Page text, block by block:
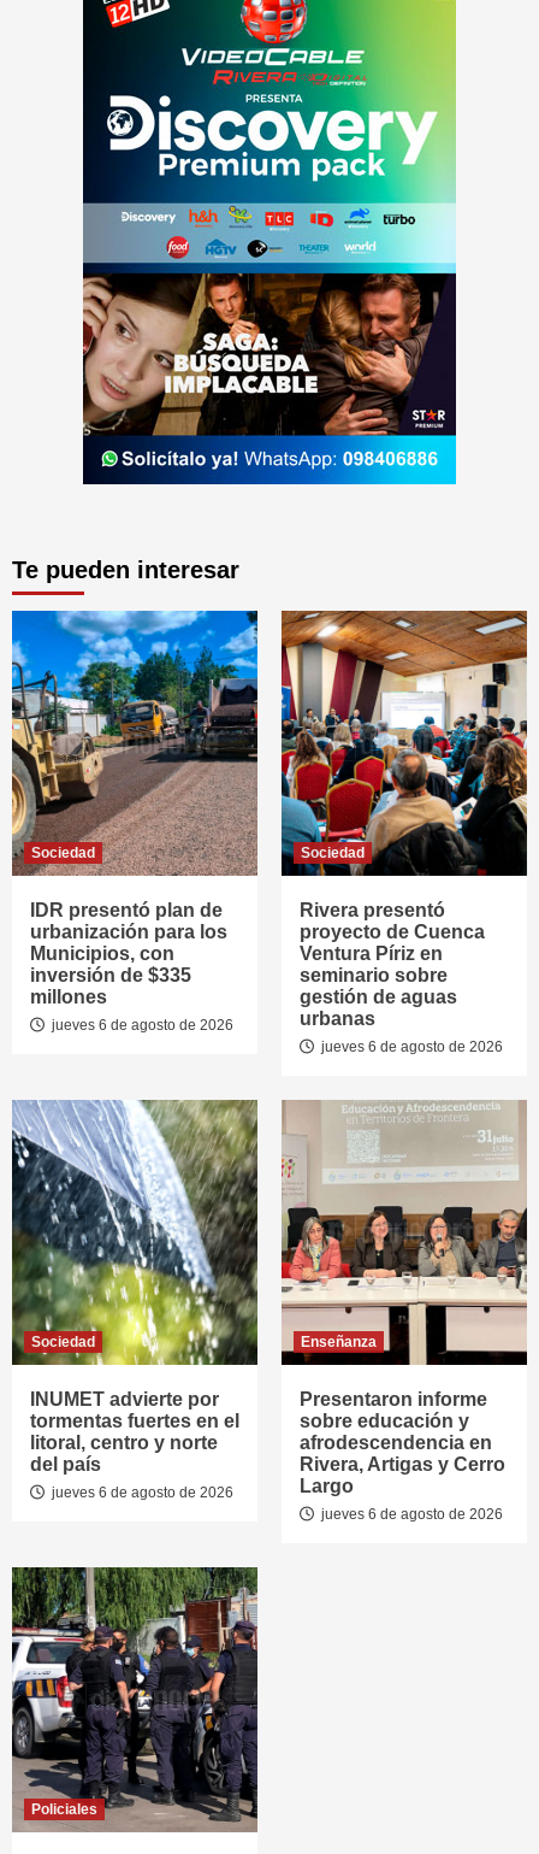
Te pueden interesar
Sociedad
IDR presentó plan de
urbanización para los
Municipios, con
inversión de $335
millones
jueves 6 de agosto de 2026
Sociedad
Rivera presentó
proyecto de Cuenca
Ventura Píriz en
seminario sobre
gestión de aguas
urbanas
jueves 6 de agosto de 2026
Sociedad
INUMET advierte por
tormentas fuertes en el
litoral, centro y norte
del país
jueves 6 de agosto de 2026
Enseñanza
Presentaron informe
sobre educación y
afrodescendencia en
Rivera, Artigas y Cerro
Largo
jueves 6 de agosto de 2026
Policiales